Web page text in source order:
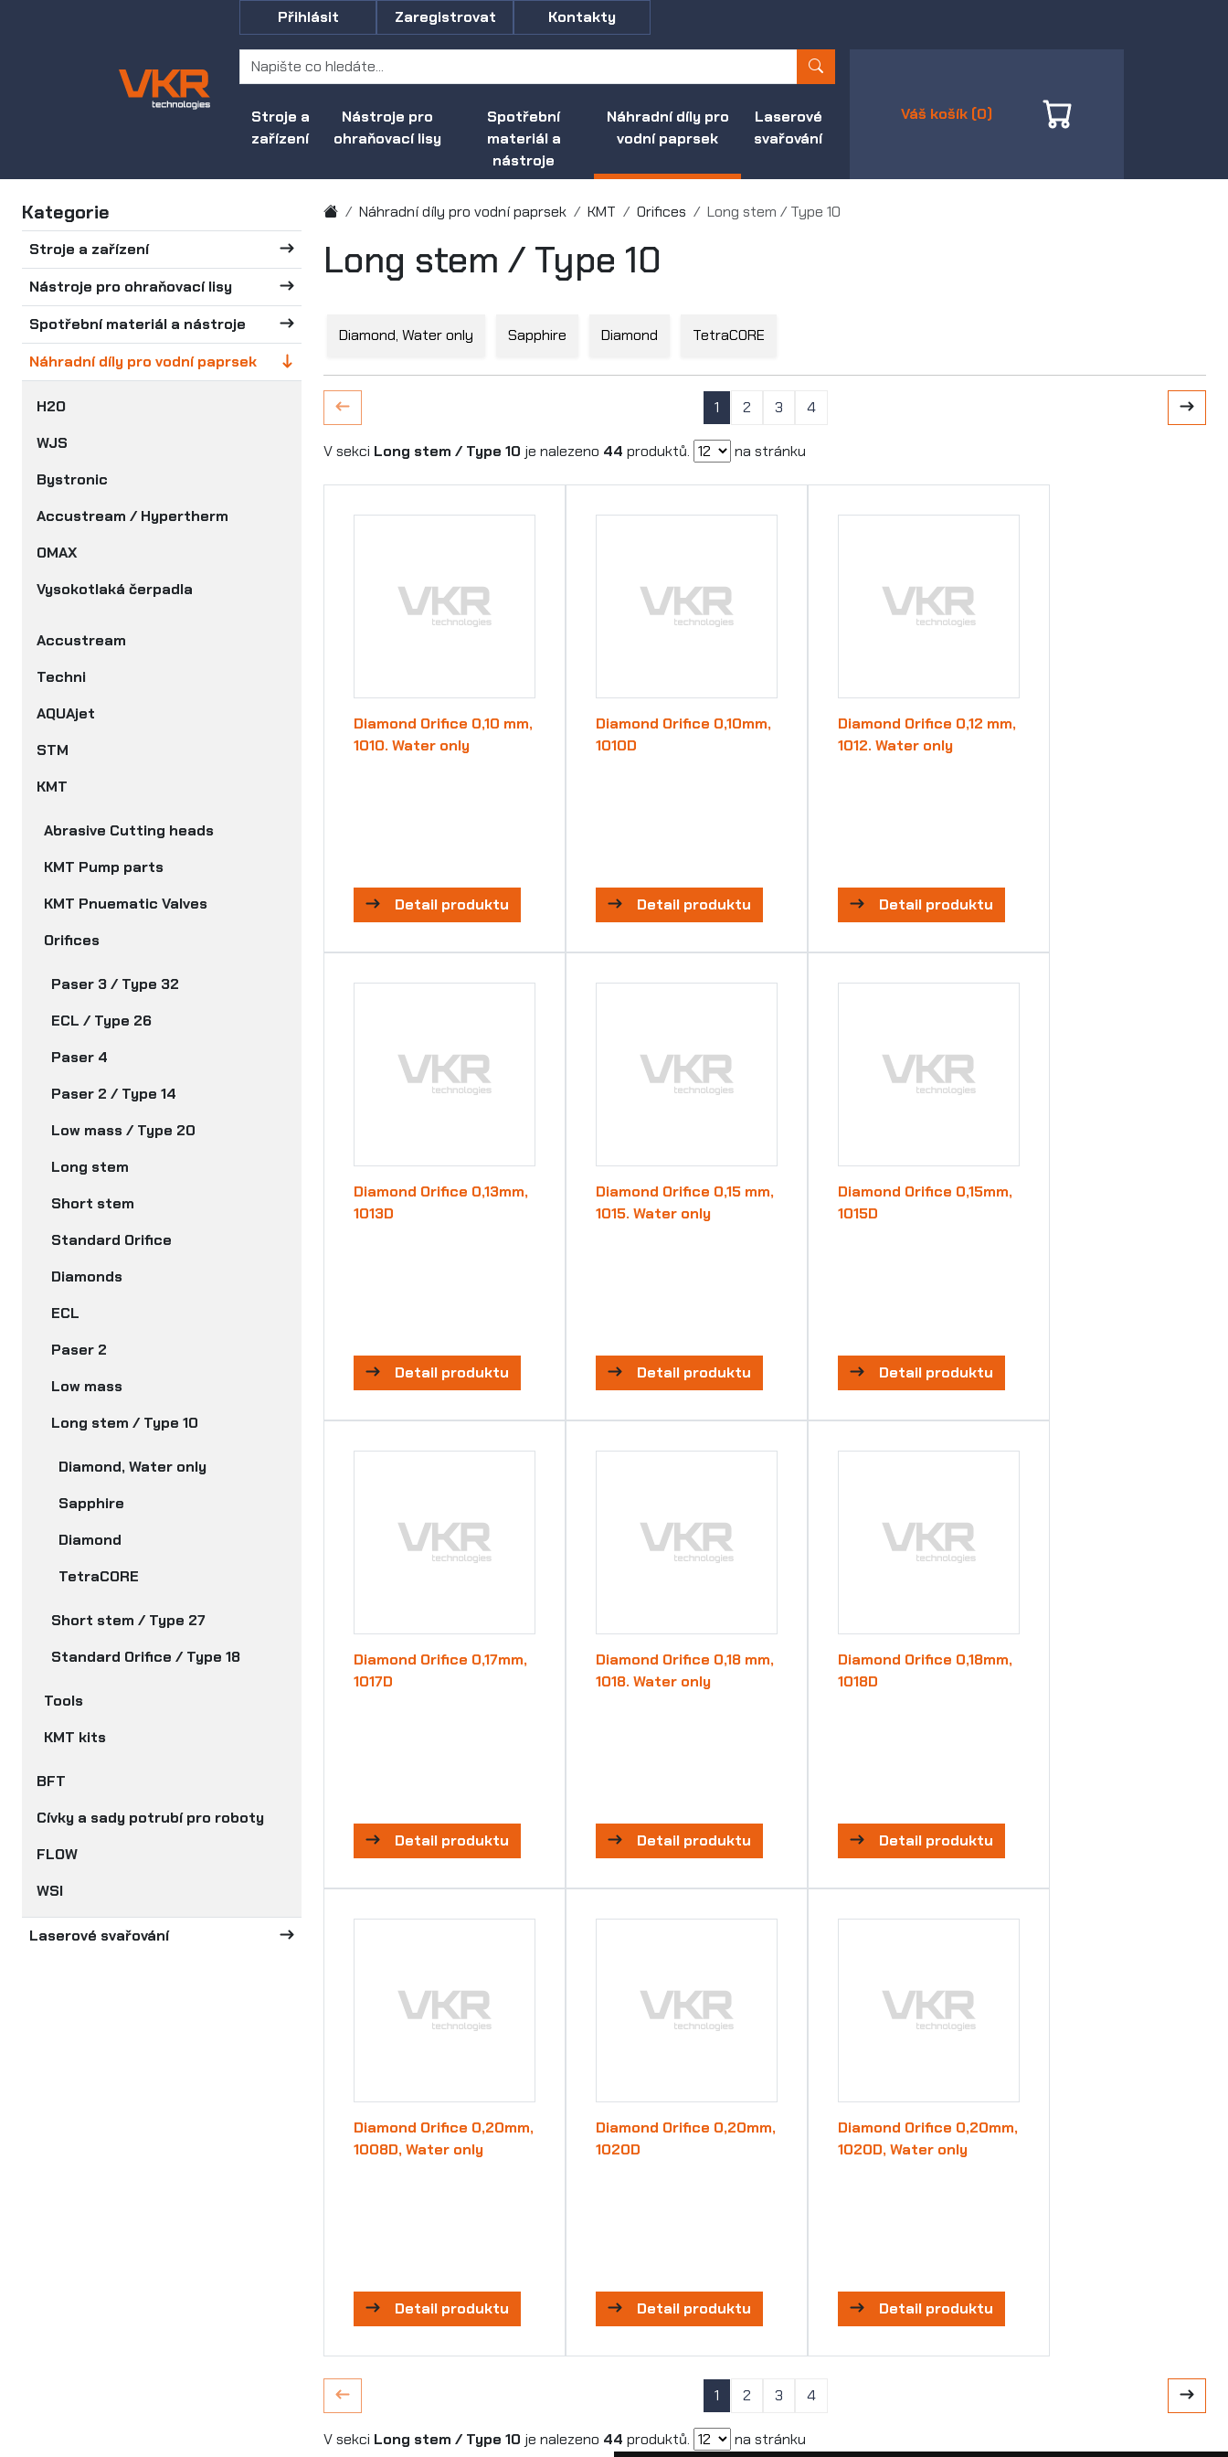
Stroje a
zařízení
Nástroje pro
ohraňovací lisy
Spotřební
materiál a
nástroje
Náhradní díly pro
vodní paprsek
Laserové
svařování
Přihlásit Zaregistrovat Kontakty
Váš košík (0)
Kategorie
Stroje a zařízení
Nástroje pro ohraňovací lisy
Spotřební materiál a nástroje
Náhradní díly pro vodní paprsek
H2O
WJS
Bystronic
Accustream / Hypertherm
OMAX
Vysokotlaká čerpadla
Accustream
Techni
AQUAjet
STM
KMT
Abrasive Cutting heads
KMT Pump parts
KMT Pnuematic Valves
Orifices
Paser 3 / Type 32
ECL / Type 26
Paser 4
Paser 2 / Type 14
Low mass / Type 20
Long stem
Short stem
Standard Orifice
Diamonds
ECL
Paser 2
Low mass
Long stem / Type 10
Diamond, Water only
Sapphire
Diamond
TetraCORE
Short stem / Type 27
Standard Orifice / Type 18
Tools
KMT kits
BFT
Cívky a sady potrubí pro roboty
FLOW
WSI
Laserové svařování
Náhradní díly pro vodní paprsek KMT Orifices Long stem / Type 10
Long stem / Type 10
Diamond, Water only Sapphire Diamond TetraCORE
1 2 3 4
V sekci Long stem / Type 10 je nalezeno 44 produktů. na stránku
Diamond Orifice 0,10 mm,
1010. Water only
Detail produktu
Diamond Orifice 0,10mm,
1010D
Detail produktu
Diamond Orifice 0,12 mm,
1012. Water only
Detail produktu
Diamond Orifice 0,13mm,
1013D
Detail produktu
Diamond Orifice 0,15 mm,
1015. Water only
Detail produktu
Diamond Orifice 0,15mm,
1015D
Detail produktu
Diamond Orifice 0,17mm,
1017D
Detail produktu
Diamond Orifice 0,18 mm,
1018. Water only
Detail produktu
Diamond Orifice 0,18mm,
1018D
Detail produktu
Diamond Orifice 0,20mm,
1008D, Water only
Detail produktu
Diamond Orifice 0,20mm,
1020D
Detail produktu
Diamond Orifice 0,20mm,
1020D, Water only
Detail produktu
1 2 3 4
V sekci Long stem / Type 10 je nalezeno 44 produktů. na stránku